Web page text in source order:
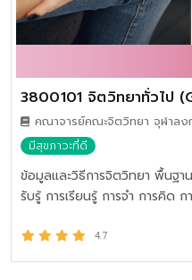
3800101 จิตวิทยาทั่วไป
คณาจารย์คณะจิตวิทยา จุฬาล
มีสุขภาวะที่ดี
ข้อมูลและวิธีการจิตวิทยา พื้นฐ
รับรู้ การเรียนรู้ การจำ การคิด
ควบคุมพฤติกรรมเบี่ยงเบน
4.7